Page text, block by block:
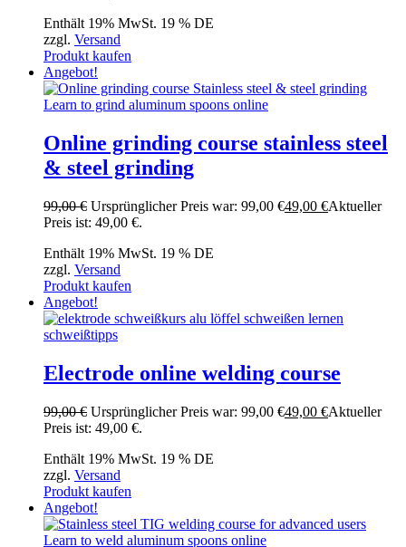
Enthält 19% MwSt. 19 % DE
zzgl. Versand
Produkt kaufen
Angebot!
Online grinding course stainless steel
& steel grinding
99,00€ Ursprünglicher Preis war: 99,00 €49,00 €Aktueller
Preis ist: 49,00 €.
Enthält 19% MwSt. 19 % DE
zzgl. Versand
Produkt kaufen
Angebot!
Electrode online welding course
99,00€ Ursprünglicher Preis war: 99,00 €49,00 €Aktueller
Preis ist: 49,00 €.
Enthält 19% MwSt. 19 % DE
zzgl. Versand
Produkt kaufen
Angebot!